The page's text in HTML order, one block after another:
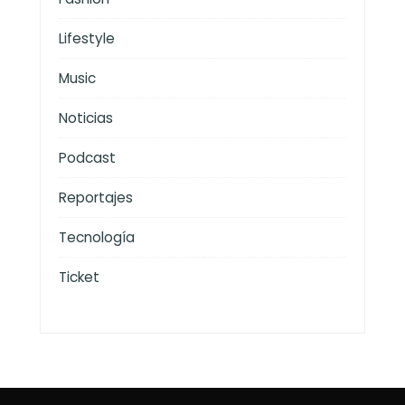
Lifestyle
Music
Noticias
Podcast
Reportajes
Tecnología
Ticket